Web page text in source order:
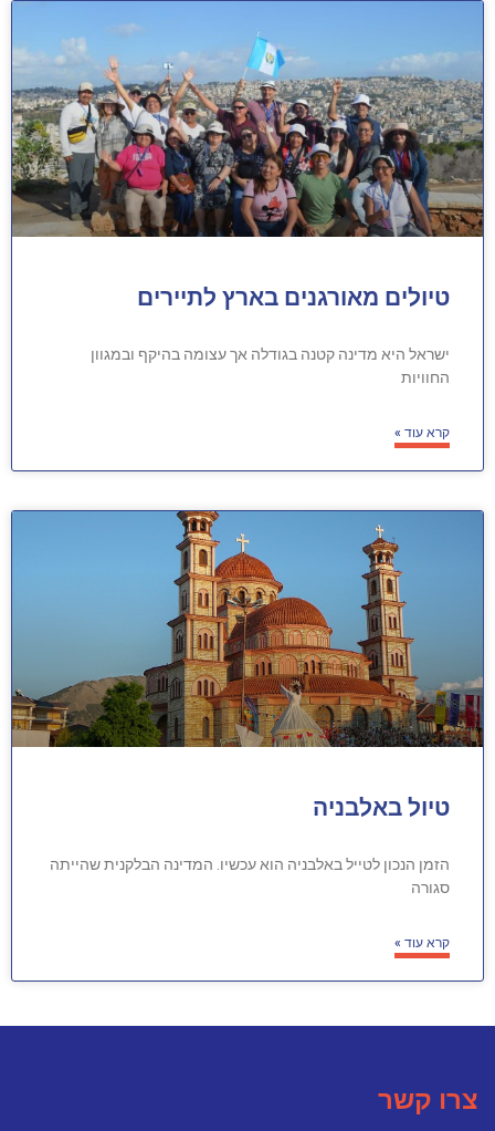
טיולים מאורגנים בארץ לתיירים
ישראל היא מדינה קטנה בגודלה אך עצומה בהיקף ובמגוון
החוויות
קרא עוד »
טיול באלבניה
הזמן הנכון לטייל באלבניה הוא עכשיו. המדינה הבלקנית שהייתה
סגורה
קרא עוד »
צרו קשר